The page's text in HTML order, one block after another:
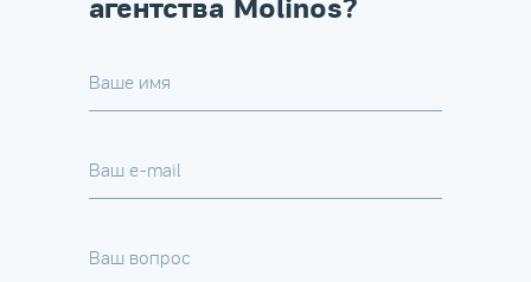
агентства Molinos?
Ваше имя
Ваш e-mail
Ваш вопрос